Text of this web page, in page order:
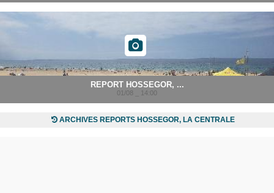
REPORT HOSSEGOR, ...
01/08 _ 14:00
ARCHIVES REPORTS HOSSEGOR, LA CENTRALE